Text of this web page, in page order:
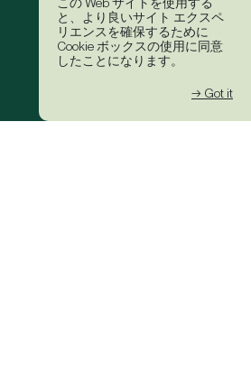
と、より良いサイト エクスペ
リエンスを確保するために
Cookie ボックスの使用に同意
したことになります。
→ Got it